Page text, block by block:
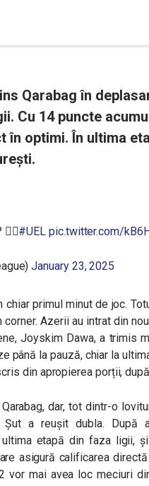
Qarabag în
Cu 14 puncte
în optimi. În ultima
#UEL pic.twitter.com/
January 23, 2025
primul minut de joc.
Azerii au intrat din
Joyskim Dawa, a trimis
până la pauză, chiar la
din apropierea porții,
dar, tot dintr-o
a reușit dubla. După
etapă din faza ligii,
asigură calificarea
vor mai avea loc meciuri